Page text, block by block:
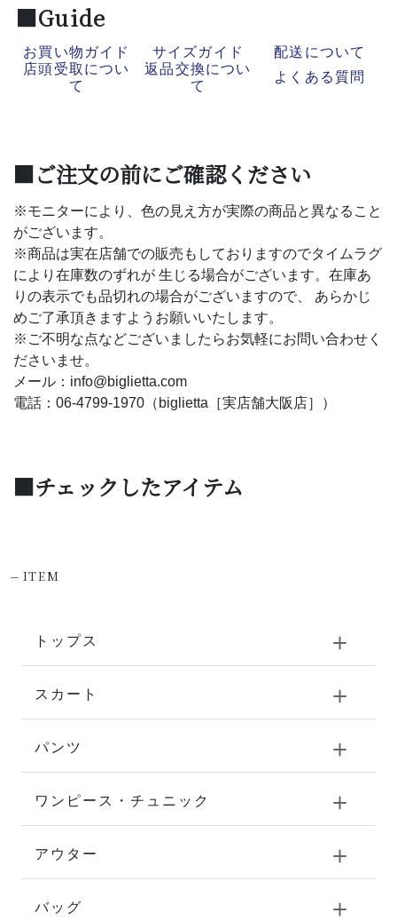
■Guide
お買い物ガイド サイズガイド
配送について
店頭受取につい
て
返品交換につい
て
よくある質問
■ご注文の前にご確認ください
※モニターにより、色の見え方が実際の商品と異なること
がございます。
※商品は実在店舗での販売もしておりますのでタイムラグ
により在庫数のずれが 生じる場合がございます。在庫あ
りの表示でも品切れの場合がございますので、 あらかじ
めご了承頂きますようお願いいたします。
※ご不明な点などございましたらお気軽にお問い合わせく
ださいませ。
メール：info@biglietta.com
電話：06-4799-1970（biglietta［実店舗大阪店］）
■チェックしたアイテム
-ITEM
トップス
スカート
パンツ
ワンピース・チュニック
アウター
バッグ